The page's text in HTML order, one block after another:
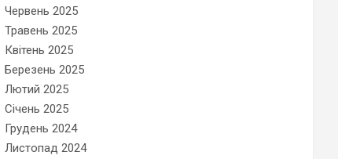
Червень 2025
Травень 2025
Квітень 2025
Березень 2025
Лютий 2025
Січень 2025
Грудень 2024
Листопад 2024